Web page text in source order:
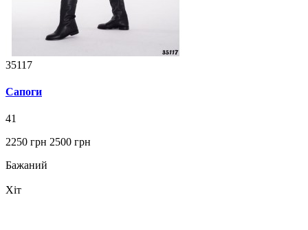
35117
Сапоги
41
2250 грн 2500 грн
Бажаний
Хіт